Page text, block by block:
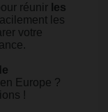
réunir les
les
votre
Europe ?
!